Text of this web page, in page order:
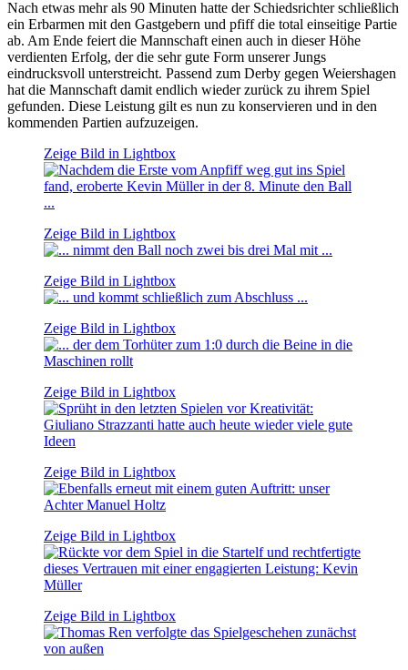
Nach etwas mehr als 90 Minuten hatte der Schiedsrichter schließlich
ein Erbarmen mit den Gastgebern und pfiff die total einseitige Partie
ab. Am Ende feiert die Mannschaft einen auch in dieser Höhe
verdienten Erfolg, der die sehr gute Form unserer Jungs
eindrucksvoll unterstreicht. Passend zum Derby gegen Weiershagen
hat die Mannschaft damit endlich wieder zurück zu ihrem Spiel
gefunden. Diese Leistung gilt es nun zu konservieren und in den
kommenden Partien aufzuzeigen.
Zeige Bild in Lightbox
Zeige Bild in Lightbox
Zeige Bild in Lightbox
Zeige Bild in Lightbox
Zeige Bild in Lightbox
Zeige Bild in Lightbox
Zeige Bild in Lightbox
Zeige Bild in Lightbox